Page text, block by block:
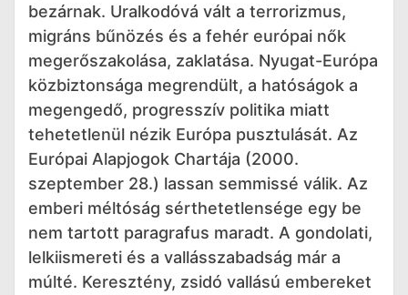
bezárnak. Uralkodóvá vált a terrorizmus,
migráns bűnözés és a fehér európai nők
megerőszakolása, zaklatása. Nyugat-Európa
közbiztonsága megrendült, a hatóságok a
megengedő, progresszív politika miatt
tehetetlenül nézik Európa pusztulását. Az
Európai Alapjogok Chartája (2000.
szeptember 28.) lassan semmissé válik. Az
emberi méltóság sérthetetlensége egy be
nem tartott paragrafus maradt. A gondolati,
lelkiismereti és a vallásszabadság már a
múlté. Keresztény, zsidó vallású embereket